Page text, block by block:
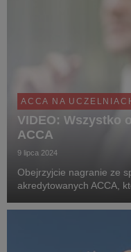
ACCA NA
VIDEO: Wszystko
ACCA
9 lipca 2024
Obejrzyjcie nagranie ze
akredytowanych ACCA,